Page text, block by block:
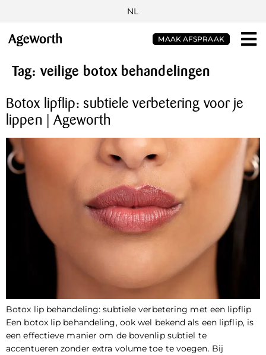
NL
MAAK AFSPRAAK
Tag: veilige botox behandelingen
Botox lipflip: subtiele verbetering voor je
lippen | Ageworth
Botox lip behandeling: subtiele verbetering met een lipflip
Een botox lip behandeling, ook wel bekend als een lipflip, is
een effectieve manier om de bovenlip subtiel te
accentueren zonder extra volume toe te voegen. Bij